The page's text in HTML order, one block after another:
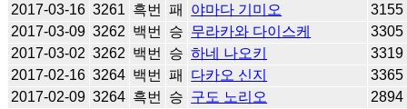
2017-03-16 3261 흑번 패 야마다 기미오
3155
2017-03-09 3262 백번 승 무라카와 다이스케
3305
2017-03-02 3262 백번 승 하네 나오키
3319
2017-02-16 3264 백번 패 다카오 신지
3365
2017-02-09 3264 흑번 승 구도 노리오
2894